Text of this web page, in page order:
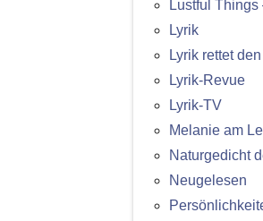
Lustful
Lyrik
Lyrik rettet
Lyrik-Revue
Lyrik-TV
Melanie am
Naturgedicht
Neugelesen